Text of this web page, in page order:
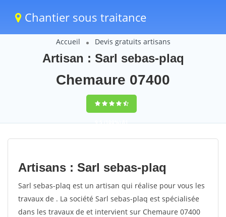
Chantier sous traitance
Accueil Devis gratuits artisans
Artisan : Sarl sebas-plaq
Chemaure 07400
9,5(100%)81
votes
Artisans : Sarl sebas-plaq
Sarl sebas-plaq est un artisan qui réalise pour vous les
travaux de . La société Sarl sebas-plaq est spécialisée
dans les travaux de et intervient sur Chemaure 07400